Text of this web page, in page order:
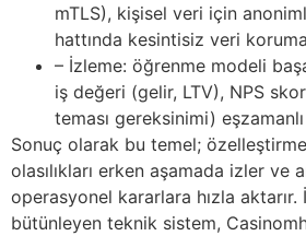
mTLS), kişisel veri için
hattında kesintisiz veri
– İzleme: öğrenme modeli
iş değeri (gelir, LTV), NPS
teması gereksinimi)
Sonuç olarak bu temel;
olasılıkları erken aşamada izler ve
operasyonel kararlara hızla aktarır.
bütünleyen teknik sistem,